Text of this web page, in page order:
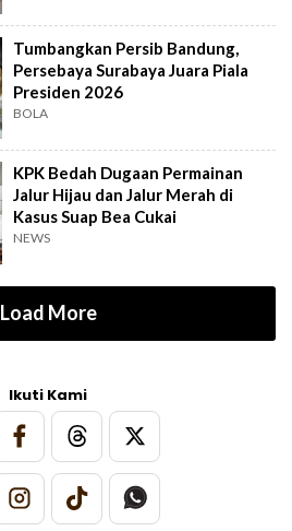
Tumbangkan Persib Bandung,
Persebaya Surabaya Juara Piala
Presiden 2026
BOLA
KPK Bedah Dugaan Permainan
Jalur Hijau dan Jalur Merah di
Kasus Suap Bea Cukai
NEWS
Load More
Ikuti Kami